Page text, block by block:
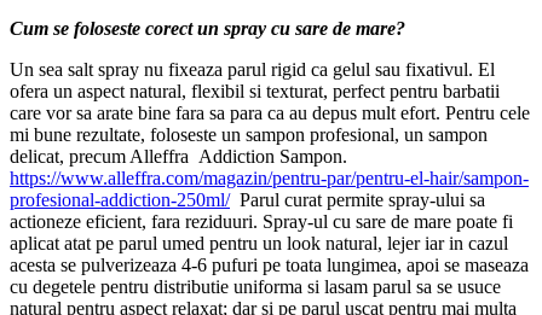
Cum se foloseste corect un spray cu sare de mare?
Un sea salt spray nu fixeaza parul rigid ca gelul sau fixativul. El
ofera un aspect natural, flexibil si texturat, perfect pentru barbatii
care vor sa arate bine fara sa para ca au depus mult efort. Pentru cele
mi bune rezultate, foloseste un sampon profesional, un sampon
delicat, precum Alleffra Addiction Sampon.
https://www.alleffra.com/magazin/pentru-par/pentru-el-hair/sampon-
profesional-addiction-250ml/Parul curat permite spray-ului sa
actioneze eficient, fara reziduuri. Spray-ul cu sare de mare poate fi
aplicat atat pe parul umed pentru un look natural, lejer iar in cazul
acesta se pulverizeaza 4-6 pufuri pe toata lungimea, apoi se maseaza
cu degetele pentru distributie uniforma si lasam parul sa se usuce
natural pentru aspect relaxat; dar si pe parul uscat pentru mai multa